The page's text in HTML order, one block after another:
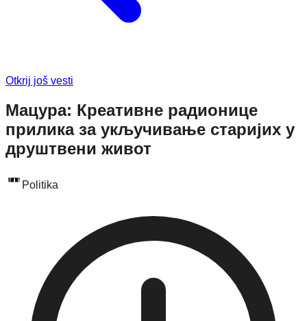
Otkrij još vesti
Мацура: Креативне радионице
прилика за укључивање старијих у
друштвени живот
Politika